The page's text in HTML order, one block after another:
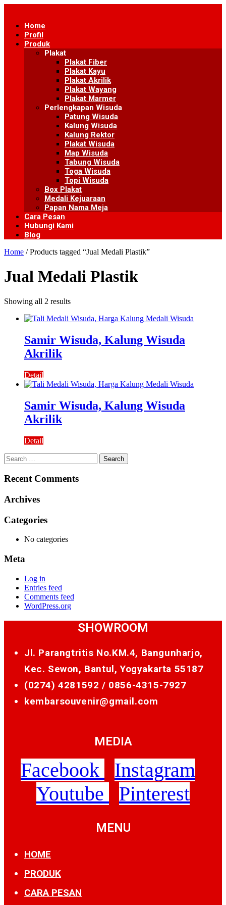
contentHome
Profil
Produk
Plakat
Plakat Fiber
Plakat Kayu
Plakat Akrilik
Plakat Wayang
Plakat Marmer
Perlengkapan Wisuda
Patung Wisuda
Kalung Wisuda
Kalung Rektor
Plakat Wisuda
Map Wisuda
Tabung Wisuda
Toga Wisuda
Topi Wisuda
Box Plakat
Medali Kejuaraan
Papan Nama Meja
Cara Pesan
Hubungi Kami
Blog
Home / Products tagged “Jual Medali Plastik”
Jual Medali Plastik
Showing all 2 results
Samir Wisuda, Kalung Wisuda
Akrilik
Detail
Samir Wisuda, Kalung Wisuda
Akrilik
Detail
Search
for:
Recent Comments
Archives
Categories
No categories
Meta
Log in
Entries feed
Comments feed
WordPress.org
SHOWROOM
Jl. Parangtritis No.KM.4, Bangunharjo,
Kec. Sewon, Bantul, Yogyakarta 55187
(0274) 4281592 / 0856-4315-7927
kembarsouvenir@gmail.com
MEDIA
Facebook
Instagram
Youtube
Pinterest
MENU
HOME
PRODUK
CARA PESAN